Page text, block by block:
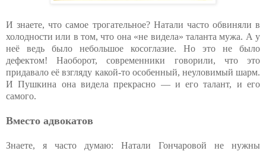
И знаете, что самое трогательное? Натали часто обвиняли в
холодности или в том, что она «не видела» таланта мужа. А у
неё ведь было небольшое косоглазие. Но это не было
дефектом! Наоборот, современники говорили, что это
придавало её взгляду какой-то особенный, неуловимый шарм.
И Пушкина она видела прекрасно — и его талант, и его
самого.
Вместо адвокатов
Знаете, я часто думаю: Натали Гончаровой не нужны